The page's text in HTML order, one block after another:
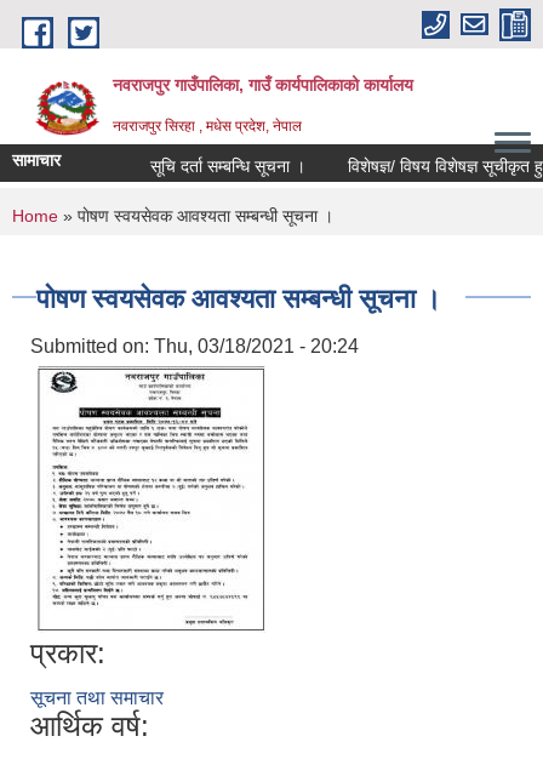
Skip to main content
नवराजपुर गाउँपालिका, गाउँ कार्यपालिकाको कार्यालय
नवराजपुर सिरहा , मधेस प्रदेश, नेपाल
सामाचार सूचि दर्ता सम्बन्धि सूचना । विशेषज्ञ/ विषय विशेषज्ञ सूचीकृत हुने
You are here
Home » पाेषण स्वयसेवक आवश्यता सम्बन्धी सूचना ।
पाेषण स्वयसेवक आवश्यता सम्बन्धी सूचना ।
Submitted on: Thu, 03/18/2021 - 20:24
प्रकार:
सूचना तथा समाचार
आर्थिक वर्ष: